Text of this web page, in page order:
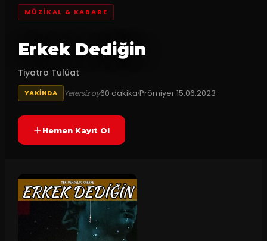
MÜZIKAL & KABARE
Erkek Dediğin
Tiyatro Tulûat
YAKINDA Yetersiz oy60 dakikaPrömiyer15.06.2023
Hemen Kayıt Ol